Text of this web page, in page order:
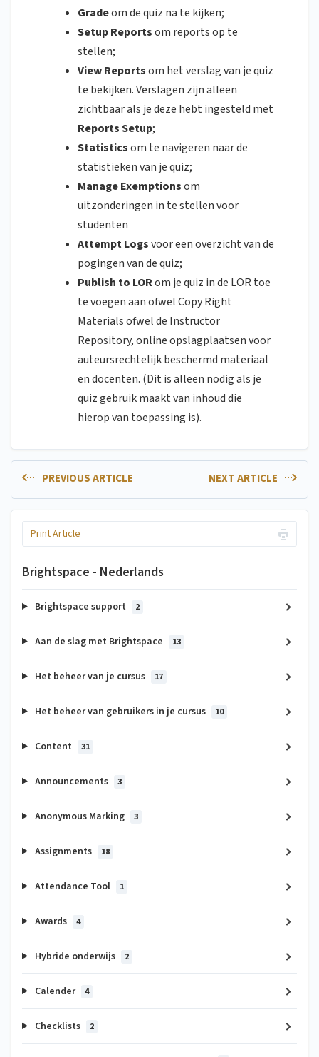
Gradeom de quiz na te kijken;
Setup Reportsom reports op te
stellen;
View Reportsom het verslag van je quiz
te bekijken. Verslagen zijn alleen
zichtbaar als je deze hebt ingesteld met
Reports Setup;
Statisticsom te navigeren naar de
statistieken van je quiz;
Manage Exemptionsom
uitzonderingen in te stellen voor
studenten
Attempt Logsvoor een overzicht van de
pogingen van de quiz;
Publish to LORom je quiz in de LOR toe
te voegen aan ofwel Copy Right
Materials ofwel de Instructor
Repository, online opslagplaatsen voor
auteursrechtelijk beschermd materiaal
en docenten. (Dit is alleen nodig als je
quiz gebruik maakt van inhoud die
hierop van toepassing is).
PREVIOUS ARTICLE NEXT ARTICLE
Print Article
Brightspace - Nederlands
Brightspace support 2
Aan de slag met Brightspace 13
Het beheer van je cursus 17
Het beheer van gebruikers in je cursus 10
Content 31
Announcements 3
Anonymous Marking 3
Assignments 18
Attendance Tool 1
Awards 4
Hybride onderwijs 2
Calender 4
Checklists 2